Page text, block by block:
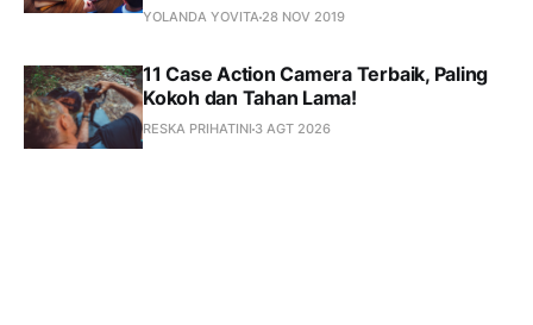
YOLANDA YOVITA 28 NOV 2019
11 Case Action Camera Terbaik, Paling
Kokoh dan Tahan Lama!
RESKA PRIHATINI 3 AGT 2026